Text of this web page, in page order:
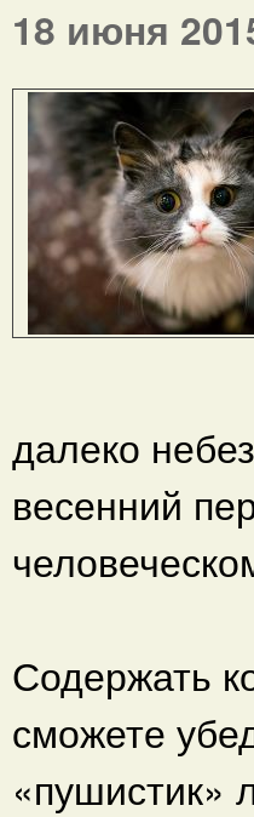
18 июня
далеко
весенний
Содержать
сможете
«пушистик»